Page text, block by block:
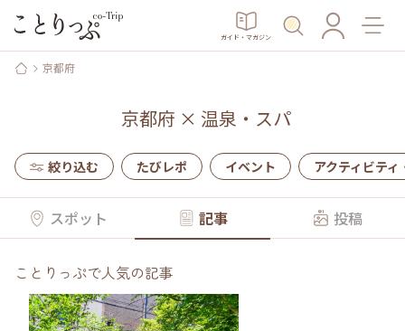
ガイド・マガジン
京都府
京都府 × 温泉・スパ
絞り込む たびレポ イベント アクティビティ
スポット 記事 投稿
ことりっぷで人気の記事